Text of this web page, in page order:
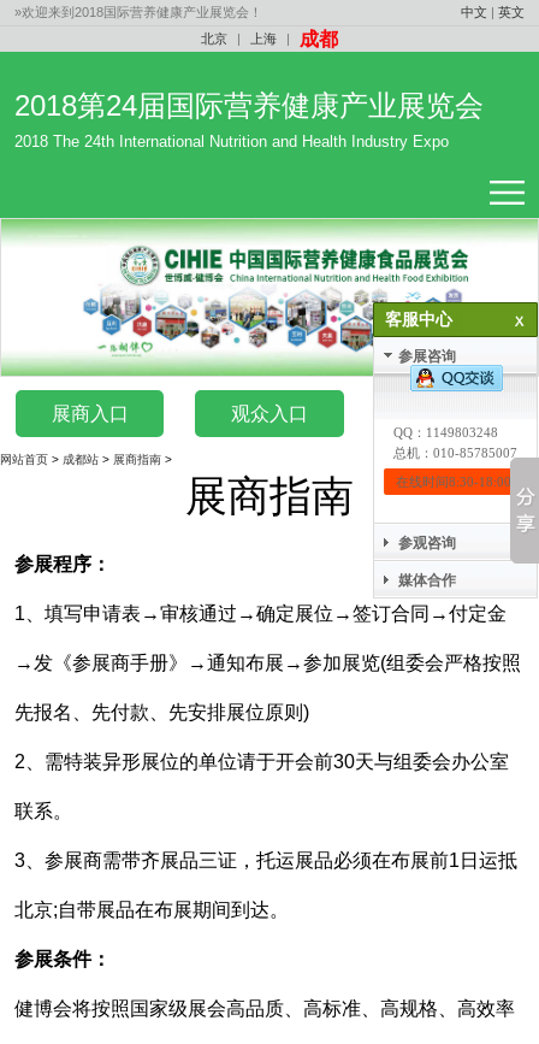
»欢迎来到2018国际营养健康产业展览会！ 中文 |英文
北京
| 上海 | 成都
2018第24届国际营养健康产业展览会
2018 The 24th International Nutrition and Health Industry Expo
展商入口 观众入口
网站首页 > 成都站 > 展商指南 >
展商指南
参展程序：
1、填写申请表→审核通过→确定展位→签订合同→付定金
→发《参展商手册》→通知布展→参加展览(组委会严格按照
先报名、先付款、先安排展位原则)
2、需特装异形展位的单位请于开会前30天与组委会办公室
联系。
3、参展商需带齐展品三证，托运展品必须在布展前1日运抵
北京;自带展品在布展期间到达。
参展条件：
健博会将按照国家级展会高品质、高标准、高规格、高效率
客服中心
参展咨询
QQ： 1149803248
总机：010-85785007
在线时间8:30-18:00
参观咨询
媒体合作